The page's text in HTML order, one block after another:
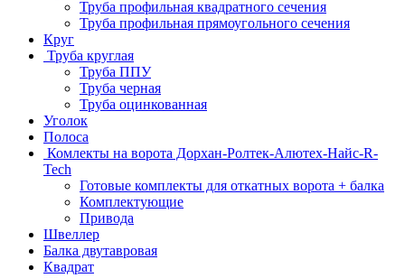
Труба профильная квадратного сечения
Труба профильная прямоугольного сечения
Круг
Труба круглая
Труба ППУ
Труба черная
Труба оцинкованная
Уголок
Полоса
Комлекты на ворота Дорхан-Ролтек-Алютех-Найс-R-
Tech
Готовые комплекты для откатных ворота + балка
Комплектующие
Привода
Швеллер
Балка двутавровая
Квадрат